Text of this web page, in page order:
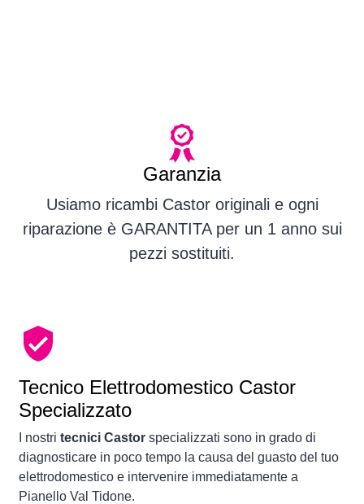
Garanzia
Usiamo ricambi Castor originali e ogni
riparazione è GARANTITA per un 1 anno sui
pezzi sostituiti.
Tecnico Elettrodomestico Castor
Specializzato
I nostri tecnici Castor specializzati sono in grado di
diagnosticare in poco tempo la causa del guasto del tuo
elettrodomestico e intervenire immediatamente a
Pianello Val Tidone.